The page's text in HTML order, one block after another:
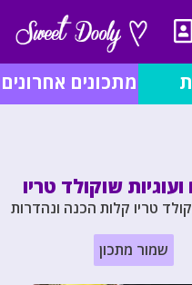
מתכונים אחרונים
שוקולד טריו
טריו קלות הכנה ונהדרות
שמור מתכון